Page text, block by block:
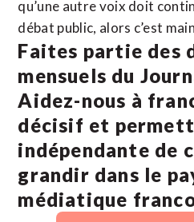
qu’une autre voix doit
débat public, alors c’est
Faites partie des
mensuels du
Aidez-nous à
décisif et
indépendante de
grandir dans le
médiatique